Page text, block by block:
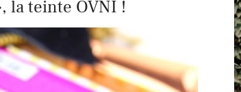
la teinte OVNI !